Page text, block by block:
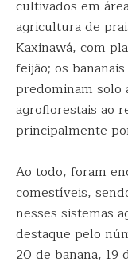
cultivados em
agricultura de
Kaxinawá, com
feijão; os
predominam solo
agroflorestais ao
principalmente
Ao todo, foram
comestíveis,
nesses sistemas
destaque pelo
20 de banana, 19